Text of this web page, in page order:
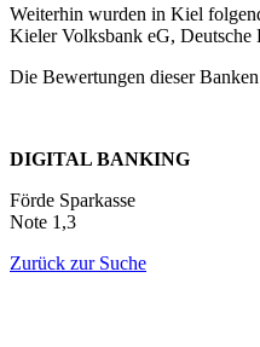
Weiterhin wurden in Kiel
Kieler Volksbank eG,
Die Bewertungen dieser
DIGITAL BANKING
Förde Sparkasse
Note 1,3
Zurück zur Suche